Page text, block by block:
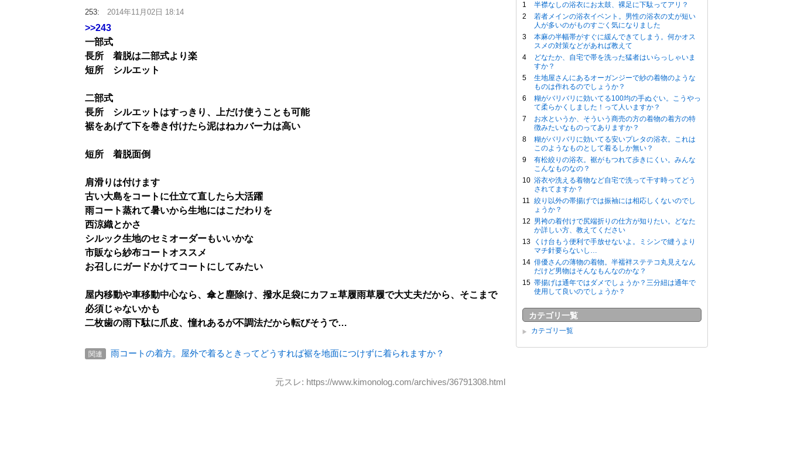
253: 2014年11月02日 18:14
>>243
一部式
長所 着脱は二部式より楽
短所 シルエット
二部式
長所 シルエットはすっきり、上だけ使うことも可能
裾をあげて下を巻き付けたら泥はねカバー力は高い
短所 着脱面倒
肩滑りは付けます
古い大島をコートに仕立て直したら大活躍
雨コート蒸れて暑いから生地にはこだわりを
西涼織とかさ
シルック生地のセミオーダーもいいかな
市販なら紗布コートオススメ
お召しにガードかけてコートにしてみたい
屋内移動や車移動中心なら、傘と塵除け、撥水足袋にカフェ草履雨草履で大丈夫だから、そこまで
必須じゃないかも
二枚歯の雨下駄に爪皮、憧れあるが不調法だから転びそうで…
関連 雨コートの着方。屋外で着るときってどうすれば裾を地面につけずに着られますか？
元スレ: https://www.kimonolog.com/archives/36791308.html
半襟なしの浴衣にお太鼓、裸足に下駄ってアリ？
若者メインの浴衣イベント。男性の浴衣の丈が短い
人が多いのがものすごく気になりました
本麻の半幅帯がすぐに緩んできてしまう。何かオス
スメの対策などがあれば教えて
どなたか、自宅で帯を洗った猛者はいらっしゃいま
すか？
生地屋さんにあるオーガンジーで紗の着物のような
ものは作れるのでしょうか？
糊がバリバリに効いてる100均の手ぬぐい。こうやっ
て柔らかくしました！って人いますか？
お水というか、そういう商売の方の着物の着方の特
徴みたいなものってありますか？
糊がバリバリに効いてる安いプレタの浴衣。これは
このようなものとして着るしか無い？
有松絞りの浴衣。裾がもつれて歩きにくい。みんな
こんなものなの？
浴衣や洗える着物など自宅で洗って干す時ってどう
されてますか？
絞り以外の帯揚げでは振袖には相応しくないのでし
ょうか？
男袴の着付けで尻端折りの仕方が知りたい。どなた
か詳しい方、教えてください
くけ台もう便利で手放せないよ。ミシンで縫うより
マチ針要らないし…
俳優さんの薄物の着物。半襦袢ステテコ丸見えなん
だけど男物はそんなもんなのかな？
帯揚げは通年ではダメでしょうか？三分紐は通年で
使用して良いのでしょうか？
カテゴリ一覧
カテゴリ一覧